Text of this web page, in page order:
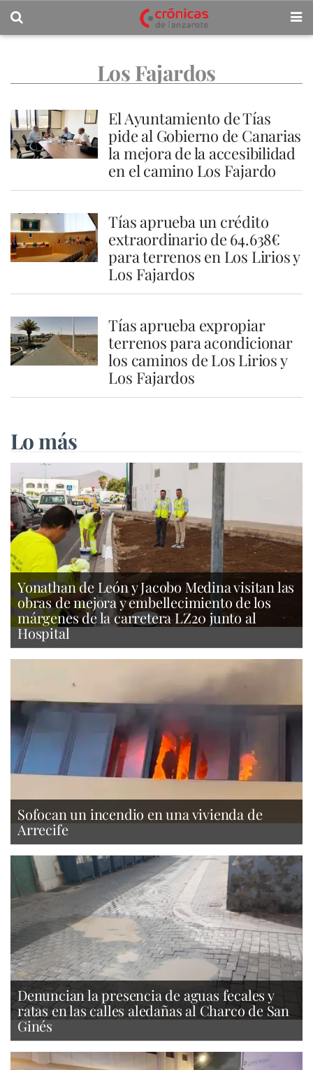
Los Fajardos
El Ayuntamiento de Tías
pide al Gobierno de Canarias
la mejora de la accesibilidad
en el camino Los Fajardo
Tías aprueba un crédito
extraordinario de 64.638€
para terrenos en Los Lirios y
Los Fajardos
Tías aprueba expropiar
terrenos para acondicionar
los caminos de Los Lirios y
Los Fajardos
Lo más
Yonathan de León y Jacobo Medina visitan las
obras de mejora y embellecimiento de los
márgenes de la carretera LZ20 junto al
Hospital
Sofocan un incendio en una vivienda de
Arrecife
Denuncian la presencia de aguas fecales y
ratas en las calles aledañas al Charco de San
Ginés